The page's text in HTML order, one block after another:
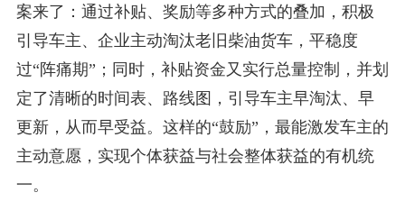
案来了：通过补贴、奖励等多种方式的叠加，积极
引导车主、企业主动淘汰老旧柴油货车，平稳度
过“阵痛期”；同时，补贴资金又实行总量控制，并划
定了清晰的时间表、路线图，引导车主早淘汰、早
更新，从而早受益。这样的“鼓励”，最能激发车主的
主动意愿，实现个体获益与社会整体获益的有机统
一。